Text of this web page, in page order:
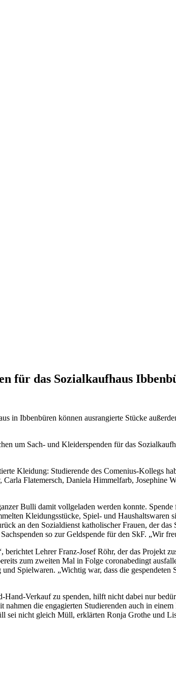
für das Sozialkaufhaus
in Ibbenbüren können ausrangierte Stücke
um Sach- und Kleiderspenden für das
Kleidung: Studierende des Comenius-Kollegs
Flatemersch, Daniela Himmelfarb, Josephine
Bulli damit vollgeladen werden konnte.
Kleidungsstücke, Spiel- und
an den Sozialdienst katholischer Frauen, der
so zur Geldspende für den SkF. „Wir
Lehrer Franz-Josef Röhr, der das Projekt
zum zweiten Mal in Folge coronabedingt
Spielwaren. „Wichtig war, dass die
Verkauf zu spenden, hilft nicht dabei nur
die engagierten Studierenden auch in
nicht gleich Müll, erklärten Ronja Grothe und